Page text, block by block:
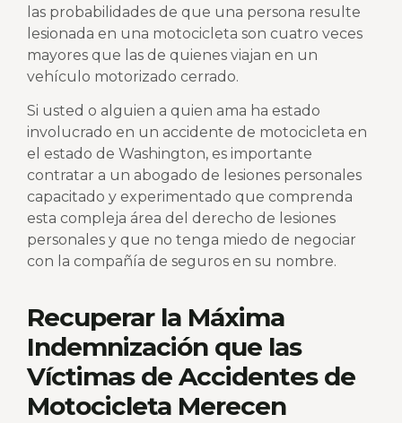
las probabilidades de que una persona resulte
lesionada en una motocicleta son cuatro veces
mayores que las de quienes viajan en un
vehículo motorizado cerrado.
Si usted o alguien a quien ama ha estado
involucrado en un accidente de motocicleta en
el estado de Washington, es importante
contratar a un abogado de lesiones personales
capacitado y experimentado que comprenda
esta compleja área del derecho de lesiones
personales y que no tenga miedo de negociar
con la compañía de seguros en su nombre.
Recuperar la Máxima
Indemnización que las
Víctimas de Accidentes de
Motocicleta Merecen